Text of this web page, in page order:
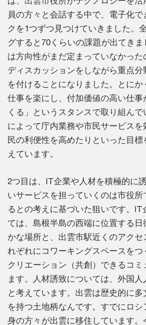
員の方々と会話する中で、電子化で
クを1つずつ見つけていきました。
グすると70くらいの課題が出てき
は方向性がまだ定まっていなかった
ディスカッションをしながら重点
を付けることになりました。とに
仕事を楽にし、付加価値の高い仕事
くる」というスタンスで取り組ん
によって庁内業務や市民サービス
民の利便性を高めたりといった目
えています。
2つ目は、IT企業や人材を積極的に
いサービスを担っていくのは市役
るとの考えに基づいた狙いです。IT
ては、島根半島の西端に位置する
かな場所と、出雲市駅近くのアク
れぞれにコワーキングスペースをつ
クリエーション（共創）できるコミ
ます。人材誘致については、外国
と考えています。出雲は歴史的に
を持つ土地柄なんです。すでにロシ
身の方々が出雲に移住しています。